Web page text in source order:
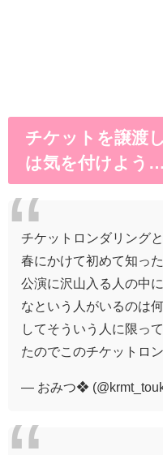
チケットを譲渡
は気を付けよう…
チケットロンダリング
春にかけて初めて知った
公演に沢山入る人の中
なという人がいるのは
してそういう人に限っ
たのでこのチケットロ
— おみつ❖